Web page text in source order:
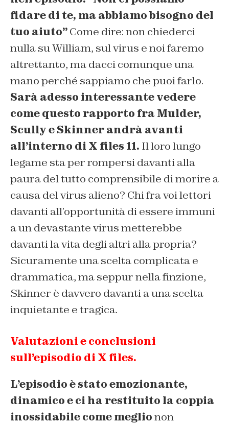
fidare di te, ma abbiamo bisogno del
tuo aiuto”Come dire: non chiederci
nulla su William, sul virus e noi faremo
altrettanto, ma dacci comunque una
mano perché sappiamo che puoi farlo.
Sarà adesso interessante vedere
come questo rapporto fra Mulder,
Scully e Skinner andrà avanti
all’interno di X files 11. Il loro lungo
legame sta per rompersi davanti alla
paura del tutto comprensibile di morire a
causa del virus alieno? Chi fra voi lettori
davanti all’opportunità di essere immuni
a un devastante virus metterebbe
davanti la vita degli altri alla propria?
Sicuramente una scelta complicata e
drammatica, ma seppur nella finzione,
Skinner è davvero davanti a una scelta
inquietante e tragica.
Valutazioni e conclusioni
sull’episodio di X files.
L’episodio è stato emozionante,
dinamico e ci ha restituito la coppia
inossidabile come meglionon